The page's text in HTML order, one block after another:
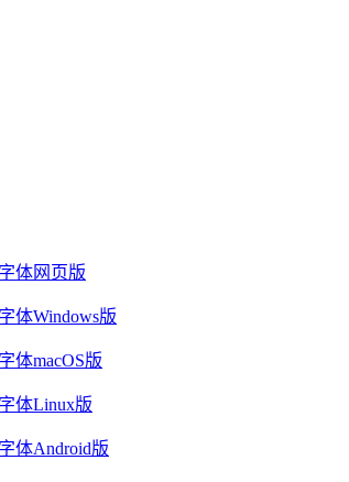
体网页版
体Windows版
体macOS版
体Linux版
体Android版